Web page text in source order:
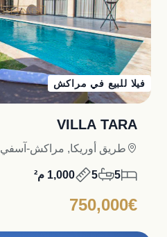
فيلا للبيع في مراكش
VILLA TARA
طريق أوريكا, مراكش-آسفي
5
5 1,000 م²
750,000€